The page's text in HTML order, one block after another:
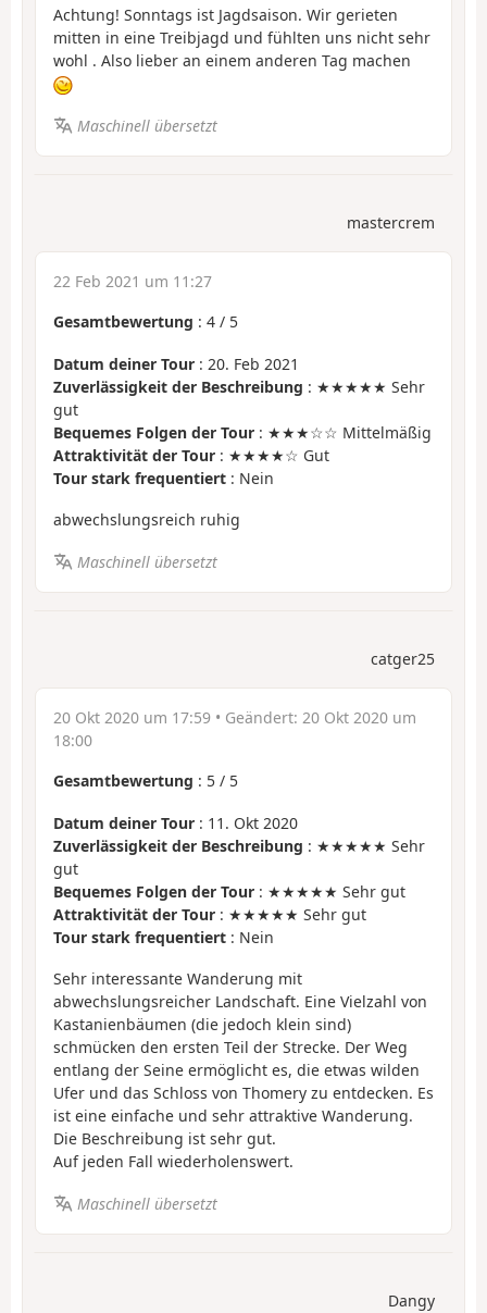
Achtung! Sonntags ist Jagdsaison. Wir gerieten
mitten in eine Treibjagd und fühlten uns nicht sehr
wohl . Also lieber an einem anderen Tag machen
Maschinell übersetzt
mastercrem
22 Feb 2021 um 11:27
Gesamtbewertung : 4 / 5
Datum deiner Tour : 20. Feb 2021
Zuverlässigkeit der Beschreibung : ★★★★★ Sehr
gut
Bequemes Folgen der Tour : ★★★☆☆ Mittelmäßig
Attraktivität der Tour : ★★★★☆ Gut
Tour stark frequentiert : Nein
abwechslungsreich ruhig
Maschinell übersetzt
catger25
20 Okt 2020 um 17:59 • Geändert: 20 Okt 2020 um
18:00
Gesamtbewertung : 5 / 5
Datum deiner Tour : 11. Okt 2020
Zuverlässigkeit der Beschreibung : ★★★★★ Sehr
gut
Bequemes Folgen der Tour : ★★★★★ Sehr gut
Attraktivität der Tour : ★★★★★ Sehr gut
Tour stark frequentiert : Nein
Sehr interessante Wanderung mit
abwechslungsreicher Landschaft. Eine Vielzahl von
Kastanienbäumen (die jedoch klein sind)
schmücken den ersten Teil der Strecke. Der Weg
entlang der Seine ermöglicht es, die etwas wilden
Ufer und das Schloss von Thomery zu entdecken. Es
ist eine einfache und sehr attraktive Wanderung.
Die Beschreibung ist sehr gut.
Auf jeden Fall wiederholenswert.
Maschinell übersetzt
Dangy